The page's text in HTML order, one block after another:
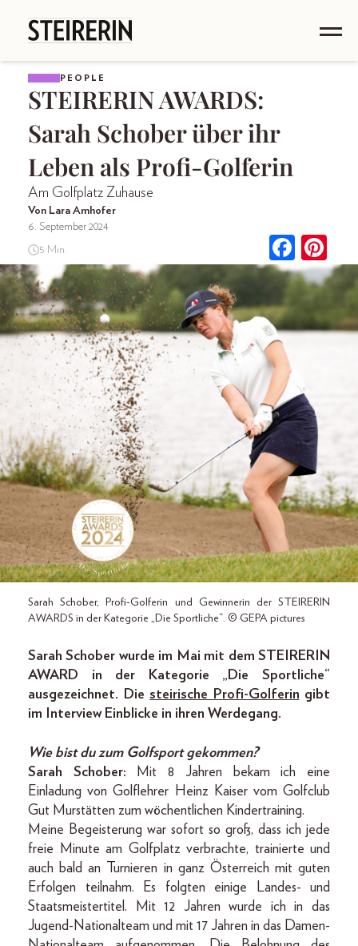
PEOPLE
STEIRERIN AWARDS:
Sarah Schober über ihr
Leben als Profi-Golferin
Am Golfplatz Zuhause
Von Lara Amhofer
6. September 2024
5 Min.
Sarah Schober, Profi-Golferin und Gewinnerin der STEIRERIN
AWARDS in der Kategorie „Die Sportliche“. © GEPA pictures
Sarah Schober wurde im Mai mit dem STEIRERIN
AWARD in der Kategorie „Die Sportliche“
ausgezeichnet. Die steirische Profi-Golferin gibt
im Interview Einblicke in ihren Werdegang.
Wie bist du zum Golfsport gekommen?
Sarah Schober: Mit 8 Jahren bekam ich eine
Einladung von Golflehrer Heinz Kaiser vom Golfclub
Gut Murstätten zum wöchentlichen Kindertraining.
Meine Begeisterung war sofort so groß, dass ich jede
freie Minute am Golfplatz verbrachte, trainierte und
auch bald an Turnieren in ganz Österreich mit guten
Erfolgen teilnahm. Es folgten einige Landes- und
Staatsmeistertitel. Mit 12 Jahren wurde ich in das
Jugend-Nationalteam und mit 17 Jahren in das Damen-